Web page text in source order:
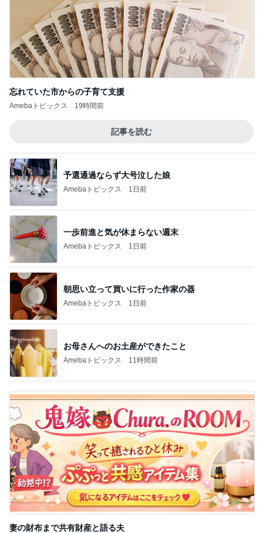
忘れていた市からの子育て支援
Amebaトピックス 19時間前
記事を読む
予選通過ならず大号泣した娘
Amebaトピックス 1日前
一歩前進と気が休まらない週末
Amebaトピックス 1日前
朝思い立って買いに行った作家の器
Amebaトピックス 1日前
お母さんへのお土産ができたこと
Amebaトピックス 11時間前
妻の財布まで共有財産と語る夫